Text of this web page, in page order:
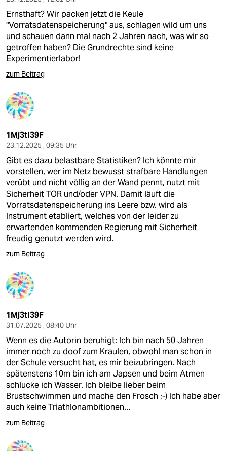
Ernsthaft? Wir packen jetzt die Keule
"Vorratsdatenspeicherung" aus, schlagen wild um uns
und schauen dann mal nach 2 Jahren nach, was wir so
getroffen haben? Die Grundrechte sind keine
Experimentierlabor!
zum Beitrag
1Mj3tI39F
23.12.2025 , 09:35 Uhr
Gibt es dazu belastbare Statistiken? Ich könnte mir
vorstellen, wer im Netz bewusst strafbare Handlungen
verübt und nicht völlig an der Wand pennt, nutzt mit
Sicherheit TOR und/oder VPN. Damit läuft die
Vorratsdatenspeicherung ins Leere bzw. wird als
Instrument etabliert, welches von der leider zu
erwartenden kommenden Regierung mit Sicherheit
freudig genutzt werden wird.
zum Beitrag
1Mj3tI39F
31.07.2025 , 08:40 Uhr
Wenn es die Autorin beruhigt: Ich bin nach 50 Jahren
immer noch zu doof zum Kraulen, obwohl man schon in
der Schule versucht hat, es mir beizubringen. Nach
spätenstens 10m bin ich am Japsen und beim Atmen
schlucke ich Wasser. Ich bleibe lieber beim
Brustschwimmen und mache den Frosch ;-) Ich habe aber
auch keine Triathlonambitionen...
zum Beitrag